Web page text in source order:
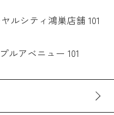
ルシティ鴻巣店舗 101
ルアベニュー 101